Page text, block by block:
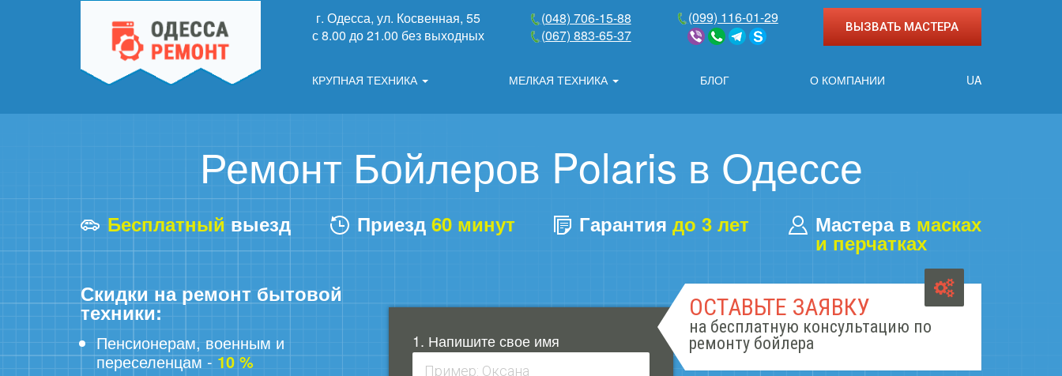
г. Одесса, ул. Косвенная, 55
с 8.00 до 21.00 без выходных
(048) 706-15-88
(067) 883-65-37
(099) 116-01-29
ВЫЗВАТЬ МАСТЕРА
КРУПНАЯ ТЕХНИКА МЕЛКАЯ ТЕХНИКА БЛОГ О КОМПАНИИ UA
Ремонт Бойлеров Polaris в Одессе
Бесплатный выезд Приезд 60 минут Гарантиядо 3 лет Мастера в масках
и перчатках
Скидки на ремонт бытовой
техники:
Пенсионерам, военным и
переселенцам -10 %
1. Напишите свое имя
ОСТАВЬТЕ ЗАЯВКУ
на бесплатную консультацию по
ремонту бойлера